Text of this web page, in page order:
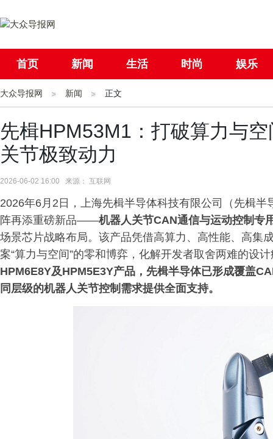
首页 新闻 生活 时尚 娱乐
社会 国际
大众导报网 新闻 正文
先楫HPM53M1：打破算力与
关节极致动力
2026-06-02 16:00 来源： 互联网
2026年6月2日，上海先楫半导体科技有限公司（先楫
阵再添重磅新品——机器人关节CAN通信与运动控制专
场景芯片战略布局。该产品凭借高算力、高性能、高集
案“算力与空间”的零和博弈，化解开发者取舍两难的设
HPM6E8Y及HPM5E3Y产品，先楫半导体已形成覆盖
同层级的机器人关节控制需求提供全面支持。